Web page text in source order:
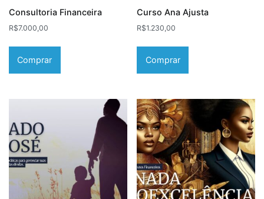
Consultoria Financeira
R$7.000,00
Comprar
Curso Ana Ajusta
R$1.230,00
Comprar